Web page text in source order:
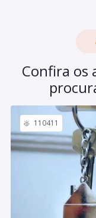
Confira os
110411